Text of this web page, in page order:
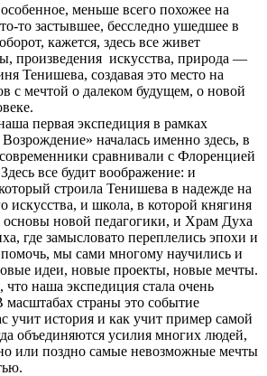
меньше всего похожее на
то застывшее, бесследно ушедшее в
кажется, здесь все живет
произведения искусства, природа —
Тенишева, создавая это место на
с мечтой о далеком будущем, о новой
первая экспедиция в рамках
началась именно здесь, в
сравнивали с Флоренцией
все будит воображение: и
строила Тенишева в надежде на
искусства, и школа, в которой княгиня
основы новой педагогики, и Храм Духа
где замысловато переплелись эпохи и
мы сами многому научились и
идеи, новые проекты, новые мечты.
наша экспедиция стала очень
страны это событие
учит история и как учит пример самой
объединяются усилия многих людей,
или поздно самые невозможные мечты